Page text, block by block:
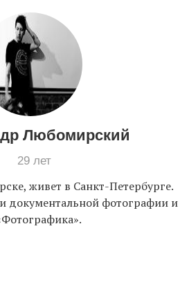
Любомирский
29 лет
живет в Санкт-Петербурге.
документальной фотографии и